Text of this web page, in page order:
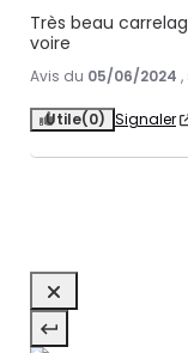
Très beau
voire
Avis du 05/06/2024
Utile(0) Signaler